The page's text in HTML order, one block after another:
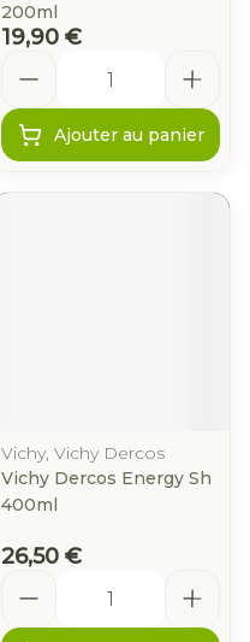
200ml
19,90 €
Ajouter au panier
Vichy, Vichy Dercos
Vichy Dercos Energy Sh
400ml
26,50 €